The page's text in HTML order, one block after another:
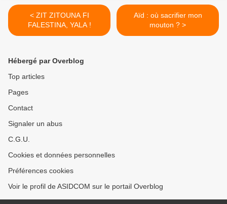
< ZIT ZITOUNA FI
FALESTINA, YALA !
Aïd : où sacrifier mon
mouton ? >
Hébergé par Overblog
Top articles
Pages
Contact
Signaler un abus
C.G.U.
Cookies et données personnelles
Préférences cookies
Voir le profil de ASIDCOM sur le portail Overblog